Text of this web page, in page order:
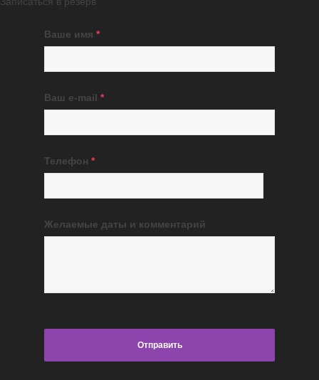
Ваше имя *
Ваш e-mail *
Телефон *
Желаемые даты и комментарий